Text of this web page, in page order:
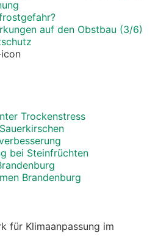
auf den Obstbau (3/6)
Trockenstress
bei Steinfrüchten
Brandenburg
für Klimaanpassung im